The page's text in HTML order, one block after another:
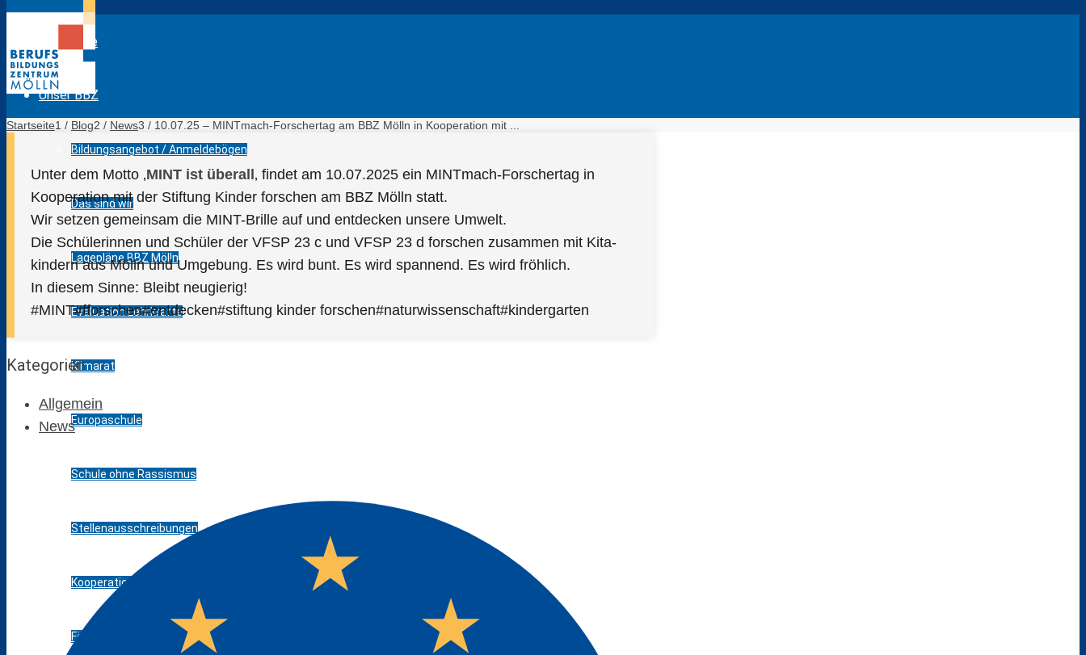
Startseite
Unser BBZ
Bildungsangebot / Anmeldebögen
Das sind wir
Lagepläne BBZ Mölln
Evaluation Lehrkräfte
Klimarat
Europaschule
Schule ohne Rassismus
Stellenausschreibungen
Kooperationen
Förderverein
Startseite1 / Blog2 / News3 / 10.07.25 – MINTmach-Forschertag am BBZ Mölln in Kooperation mit ...
Unter dem Motto ‚MINT ist überall ‚ findet am 10.07.2025 ein MINTmach-Forschertag in
Kooperation mit der Stiftung Kinder forschen am BBZ Mölln statt.
Wir setzen gemeinsam die MINT-Brille auf und entdecken unsere Umwelt.
Die Schülerinnen und Schüler der VFSP 23 c und VFSP 23 d forschen zusammen mit Kita-
kindern aus Mölln und Umgebung. Es wird bunt. Es wird spannend. Es wird fröhlich.
In diesem Sinne: Bleibt neugierig!
#MINT#fforschen#entdecken#stiftung kinder forschen#naturwissenschaft#kindergarten
Kategorien
Allgemein
News